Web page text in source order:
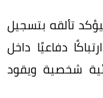
تألقه بتسجيل
دفاعيًا داخل
شخصية ويقود